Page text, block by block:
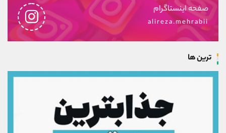
صفحه اینستاگرام
alireza.mehrabii
ترین ها